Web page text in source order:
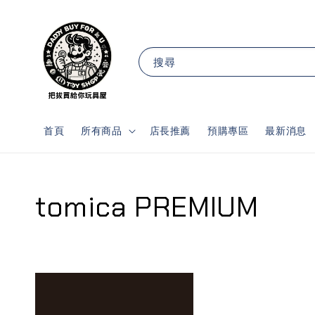
搜尋
首頁 所有商品 店長推薦 預購專區 最新消息
tomica PREMIUM